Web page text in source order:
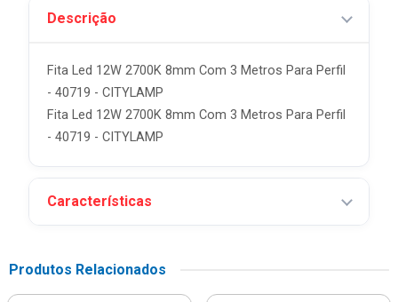
Descrição
Fita Led 12W 2700K 8mm Com 3 Metros Para Perfil
- 40719 - CITYLAMP
Fita Led 12W 2700K 8mm Com 3 Metros Para Perfil
- 40719 - CITYLAMP
Características
Produtos Relacionados